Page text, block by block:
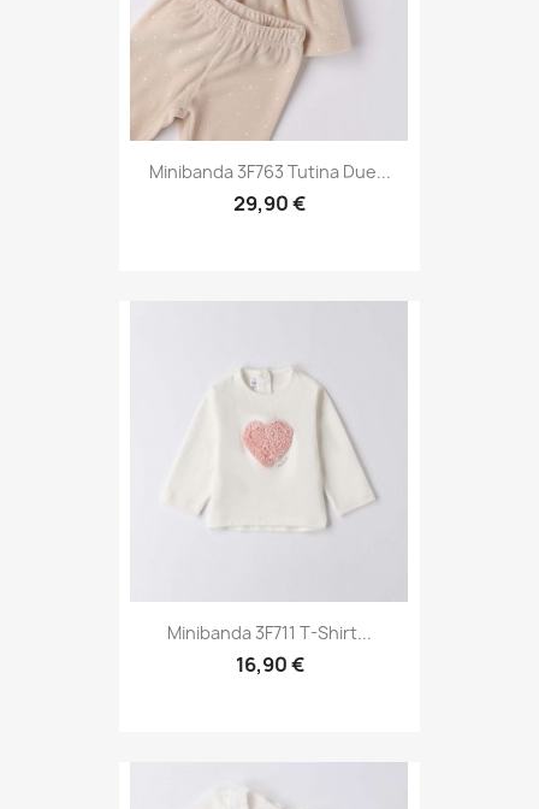
Minibanda 3F763 Tutina Due...
29,90 €
Minibanda 3F711 T-Shirt...
16,90 €